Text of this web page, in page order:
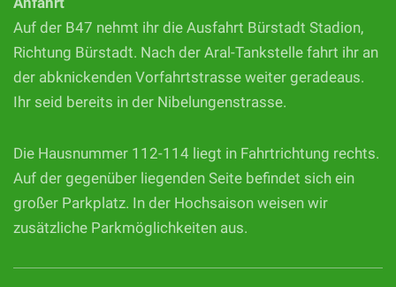
Auf der B47 nehmt ihr die Ausfahrt Bürstadt Stadion,
Richtung Bürstadt. Nach der Aral-Tankstelle fahrt ihr an
der abknickenden Vorfahrtstrasse weiter geradeaus.
Ihr seid bereits in der Nibelungenstrasse.
Die Hausnummer 112-114 liegt in Fahrtrichtung rechts.
Auf der gegenüber liegenden Seite befindet sich ein
großer Parkplatz. In der Hochsaison weisen wir
zusätzliche Parkmöglichkeiten aus.